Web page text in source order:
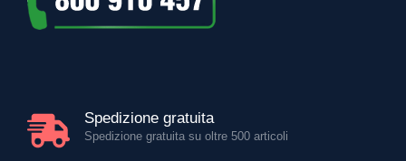
Spedizione gratuita
Spedizione gratuita su oltre 500 articoli